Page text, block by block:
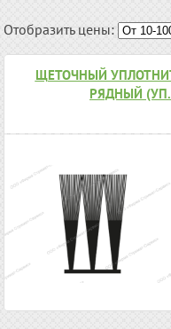
Отобразить цены:
ЩЕТОЧНЫЙ
РЯДНЫЙ